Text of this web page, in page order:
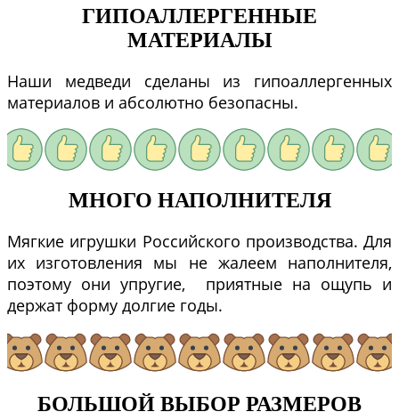
ГИПОАЛЛЕРГЕННЫЕ
МАТЕРИАЛЫ
Наши медведи сделаны из гипоаллергенных
материалов и абсолютно безопасны.
МНОГО НАПОЛНИТЕЛЯ
Мягкие игрушки Российского производства. Для
их изготовления мы не жалеем наполнителя,
поэтому они упругие, приятные на ощупь и
держат форму долгие годы.
БОЛЬШОЙ ВЫБОР РАЗМЕРОВ